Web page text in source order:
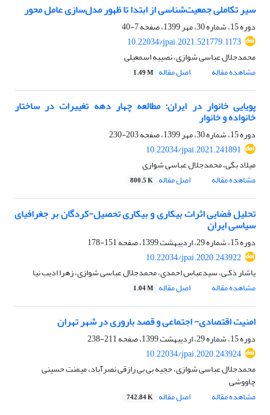
سیر تکاملی جمعیت‌شناسی از ابتدا تا ظهور مدل‌سازی عامل محور
دوره 15، شماره 30، مهر 1399، صفحه
7-40
10.22034/jpai.2021.521779.1173
محمدجلال عباسی شوازی، نصیبه اسمعیلی
مشاهده مقاله
اصل مقاله 1.49 M
پویایی خانوار در ایران: مطالعه چهار دهه تغییرات در ساختار
خانواده و خانوار
دوره 15، شماره 30، مهر 1399، صفحه
203-230
10.22034/jpai.2021.241891
میلاد بگی، محمدجلال عباسی شوازی
مشاهده مقاله
اصل مقاله 800.5 K
تحلیل فضایی اثرات بیکاری و بیکاری تحصیل-کردگان بر جغرافیای
سیاسی ایران
دوره 15، شماره 29، اردیبهشت 1399، صفحه
151-178
10.22034/jpai.2020.243922
یاشار ذکـی، سیدعباس احمدی، محمدجلال عباسی شوازی، زهرا ادیب نیا
مشاهده مقاله
اصل مقاله 1.04 M
امنیت اقتصادی- اجتماعی و قصد باروری در شهر تهران
دوره 15، شماره 29، اردیبهشت 1399، صفحه
211-238
10.22034/jpai.2020.243924
محمدجلال عباسی شوازی، حجیه بی بی رازقی نصرآباد، میمنت حسینی
چاووشی
مشاهده مقاله
اصل مقاله 742.84 K